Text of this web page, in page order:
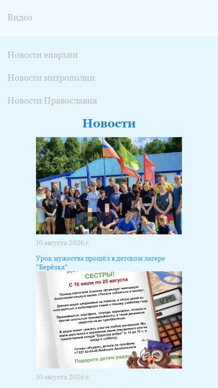
Видео
Новости епархии
Новости митрополии
Новости Православия
Новости
10 августа 2026 г.
Урок мужества прошёл в детском лагере
"Берёзка"
10 августа 2026 г.